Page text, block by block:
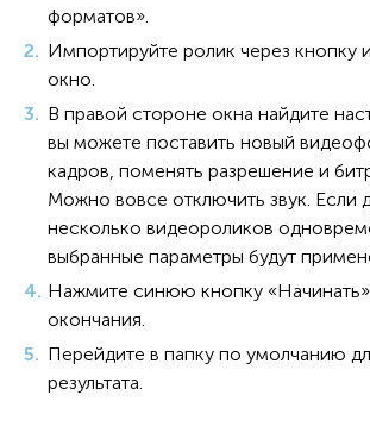
форматов».
Импортируйте ролик через кнопку
окно.
В правой стороне окна найдите
вы можете поставить новый
кадров, поменять разрешение и
Можно вовсе отключить звук. Если
несколько видеороликов
выбранные параметры будут
Нажмите синюю кнопку
окончания.
Перейдите в папку по умолчанию
результата.